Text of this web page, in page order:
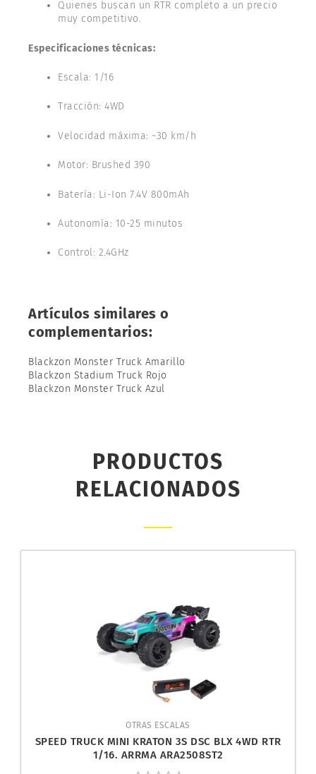
Quienes buscan un RTR completo a un precio
muy competitivo.
Especificaciones técnicas:
Escala: 1/16
Tracción: 4WD
Velocidad máxima: ~30 km/h
Motor: Brushed 390
Batería: Li-Ion 7.4V 800mAh
Autonomía: 10-25 minutos
Control: 2.4GHz
Artículos similares o
complementarios:
Blackzon Monster Truck Amarillo
Blackzon Stadium Truck Rojo
Blackzon Monster Truck Azul
PRODUCTOS
RELACIONADOS
OTRAS ESCALAS
SPEED TRUCK MINI KRATON 3S DSC BLX 4WD RTR
1/16. ARRMA ARA2508ST2